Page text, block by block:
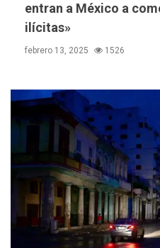
entran a México a
ilícitas»
febrero 13, 2025 1526